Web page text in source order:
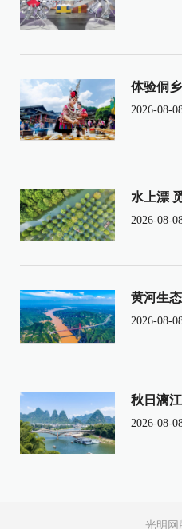
体验侗
2026-08-
水上漂
2026-08-
黄河生
2026-08-
秋日漓
2026-08-
光明网